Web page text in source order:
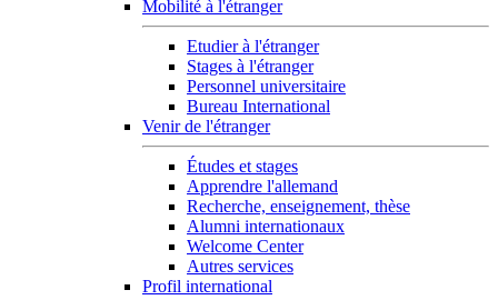
Mobilité à l'étranger
Etudier à l'étranger
Stages à l'étranger
Personnel universitaire
Bureau International
Venir de l'étranger
Études et stages
Apprendre l'allemand
Recherche, enseignement, thèse
Alumni internationaux
Welcome Center
Autres services
Profil international